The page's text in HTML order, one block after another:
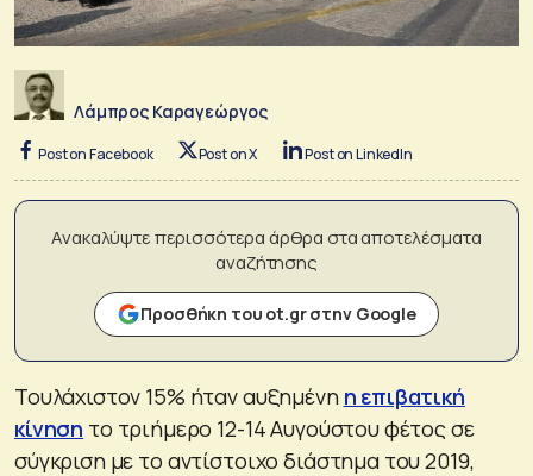
Λάμπρος Καραγεώργος
Post on Facebook Post on X Post on LinkedIn
Ανακαλύψτε περισσότερα άρθρα στα αποτελέσματα
αναζήτησης
Προσθήκη του ot.gr στην Google
Τουλάχιστον 15% ήταν αυξημένη η επιβατική
κίνηση το τριήμερο 12-14 Αυγούστου φέτος σε
σύγκριση με το αντίστοιχο διάστημα του 2019,